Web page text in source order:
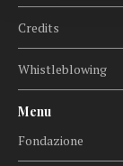
Credits
Whistleblowing
Menu
Fondazione